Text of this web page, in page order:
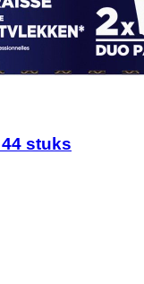
stuks